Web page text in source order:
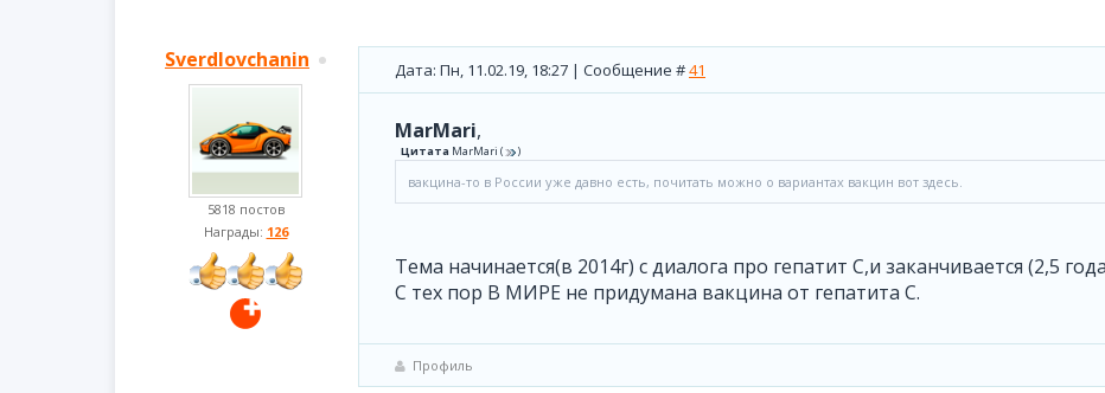
Sverdlovchanin
5818 постов
Награды: 126
Дата: Пн, 11.02.19, 18:27 | Сообщение #41
MarMari,
Цитата MarMari ( )
вакцина-то в России уже давно есть, почитать можно о вариантах вакцин вот здесь.
Тема начинается(в 2014г) с диалога про гепатит С,и заканчивается (2,5
С тех пор В МИРЕ не придумана вакцина от гепатита С.
Профиль